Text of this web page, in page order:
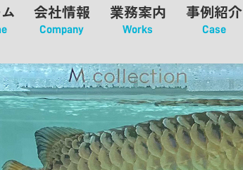
会社情報
Company
業務案内
Works
事例紹介
Case